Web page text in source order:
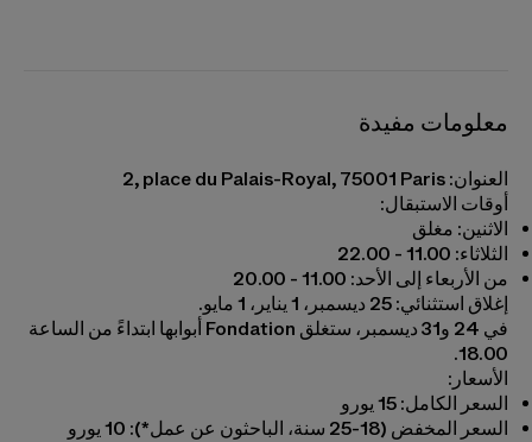
معلومات مفيدة
العنوان: ‎2, place du Palais-Royal, 75001 Paris
أوقات الاستبقال:
الاثنين: مغلق
الثلاثاء: 11.00 - 22.00
من الأربعاء إلى الأحد: 11.00 - 20.00
إغلاق استثنائي: 25 ديسمبر، 1 يناير، 1 مايو.
في 24 و31 ديسمبر، ستغلق Fondation أبوابها ابتداءً من الساعة
18.00.
الأسعار:
السعر الكامل: 15 يورو
السعر المخفض (18-25 سنة، الباحثون عن عمل*): 10 يورو